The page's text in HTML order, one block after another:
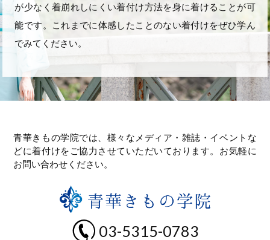
が少なく着崩れしにくい着付け方法を身に着けることが可
能です。これまでに体感したことのない着付けをぜひ学ん
でみてください。
青華きもの学院では、様々なメディア・雑誌・イベントな
どに着付けをご協力させていただいております。お気軽に
お問い合わせください。
03-5315-0783